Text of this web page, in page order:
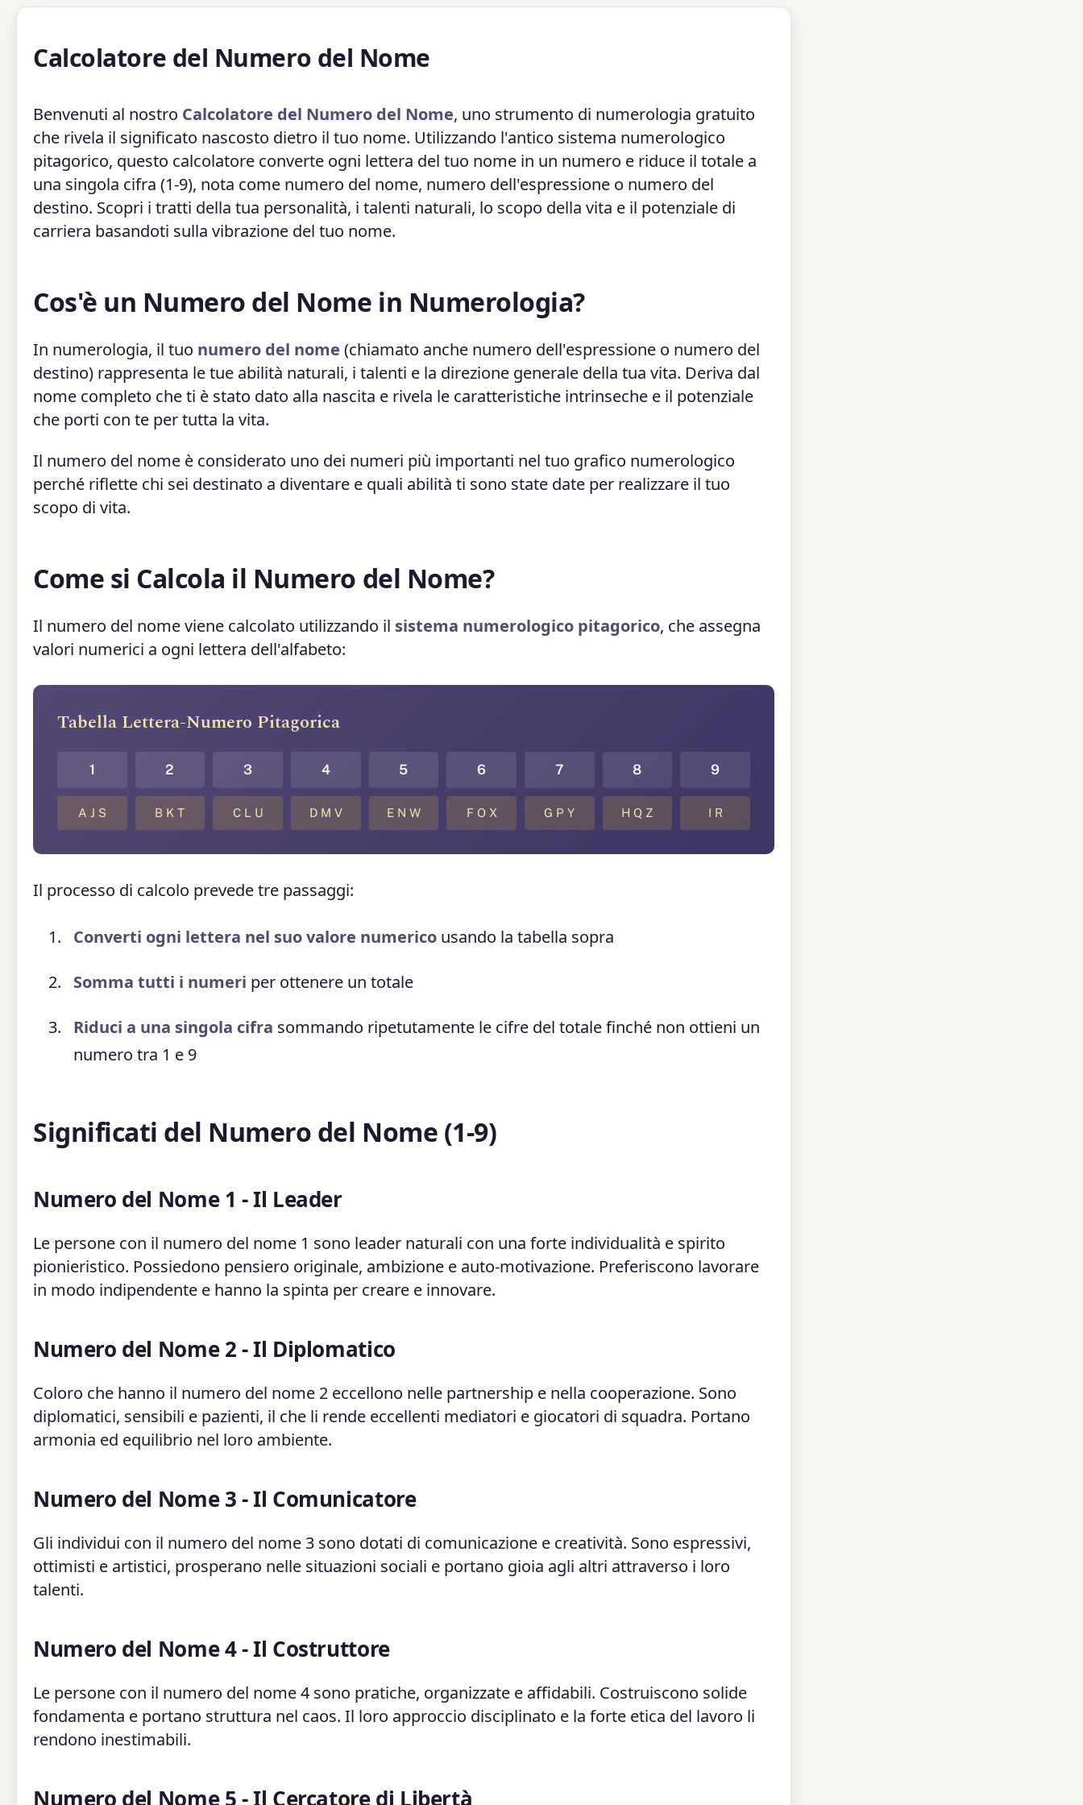
Calcolatore del Numero del Nome
Benvenuti al nostro Calcolatore del Numero del Nome, uno strumento di numerologia gratuito
che rivela il significato nascosto dietro il tuo nome. Utilizzando l'antico sistema numerologico
pitagorico, questo calcolatore converte ogni lettera del tuo nome in un numero e riduce il totale a
una singola cifra (1-9), nota come numero del nome, numero dell'espressione o numero del
destino. Scopri i tratti della tua personalità, i talenti naturali, lo scopo della vita e il potenziale di
carriera basandoti sulla vibrazione del tuo nome.
Cos'è un Numero del Nome in Numerologia?
In numerologia, il tuo numero del nome (chiamato anche numero dell'espressione o numero del
destino) rappresenta le tue abilità naturali, i talenti e la direzione generale della tua vita. Deriva dal
nome completo che ti è stato dato alla nascita e rivela le caratteristiche intrinseche e il potenziale
che porti con te per tutta la vita.
Il numero del nome è considerato uno dei numeri più importanti nel tuo grafico numerologico
perché riflette chi sei destinato a diventare e quali abilità ti sono state date per realizzare il tuo
scopo di vita.
Come si Calcola il Numero del Nome?
Il numero del nome viene calcolato utilizzando il sistema numerologico pitagorico, che assegna
valori numerici a ogni lettera dell'alfabeto:
Tabella Lettera-Numero Pitagorica
1 2 3 4 5 6 7 8 9
A J S B K T C L U D M V E N W F O X G P Y H Q Z I R
Il processo di calcolo prevede tre passaggi:
Converti ogni lettera nel suo valore numerico usando la tabella sopra
Somma tutti i numeri per ottenere un totale
Riduci a una singola cifra sommando ripetutamente le cifre del totale finché non ottieni un
numero tra 1 e 9
Significati del Numero del Nome (1-9)
Numero del Nome 1 - Il Leader
Le persone con il numero del nome 1 sono leader naturali con una forte individualità e spirito
pionieristico. Possiedono pensiero originale, ambizione e auto-motivazione. Preferiscono lavorare
in modo indipendente e hanno la spinta per creare e innovare.
Numero del Nome 2 - Il Diplomatico
Coloro che hanno il numero del nome 2 eccellono nelle partnership e nella cooperazione. Sono
diplomatici, sensibili e pazienti, il che li rende eccellenti mediatori e giocatori di squadra. Portano
armonia ed equilibrio nel loro ambiente.
Numero del Nome 3 - Il Comunicatore
Gli individui con il numero del nome 3 sono dotati di comunicazione e creatività. Sono espressivi,
ottimisti e artistici, prosperano nelle situazioni sociali e portano gioia agli altri attraverso i loro
talenti.
Numero del Nome 4 - Il Costruttore
Le persone con il numero del nome 4 sono pratiche, organizzate e affidabili. Costruiscono solide
fondamenta e portano struttura nel caos. Il loro approccio disciplinato e la forte etica del lavoro li
rendono inestimabili.
Numero del Nome 5 - Il Cercatore di Libertà